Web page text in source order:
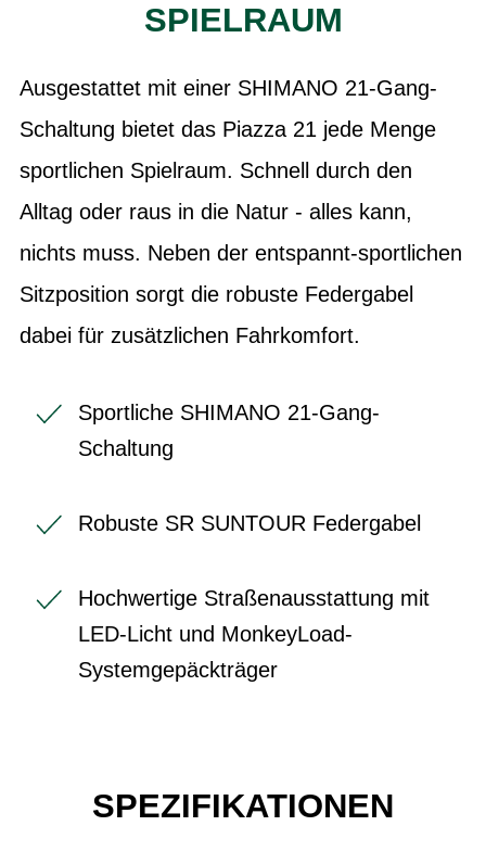
SPIELRAUM
Ausgestattet mit einer SHIMANO 21-Gang-
Schaltung bietet das Piazza 21 jede Menge
sportlichen Spielraum. Schnell durch den
Alltag oder raus in die Natur - alles kann,
nichts muss. Neben der entspannt-sportlichen
Sitzposition sorgt die robuste Federgabel
dabei für zusätzlichen Fahrkomfort.
Sportliche SHIMANO 21-Gang-
Schaltung
Robuste SR SUNTOUR Federgabel
Hochwertige Straßenausstattung mit
LED-Licht und MonkeyLoad-
Systemgepäckträger
SPEZIFIKATIONEN